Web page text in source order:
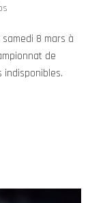
8 mars à
de
indisponibles.